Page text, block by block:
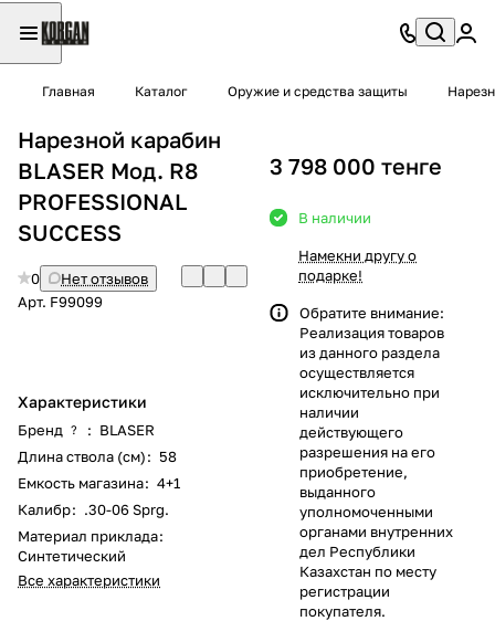
Главная Каталог Оружие и средства защиты
Нарезной карабин
BLASER Мод. R8
PROFESSIONAL
SUCCESS
0
Нет отзывов
Арт. F99099
Характеристики
Бренд ? : BLASER
Длина ствола (см): 58
Емкость магазина: 4+1
Калибр: .30-06 Sprg.
Материал приклада:
Синтетический
Все характеристики
3 798 000 тенге
В наличии
Намекни другу о
подарке!
Обратите внимание:
Реализация товаров
из данного раздела
осуществляется
исключительно при
наличии
действующего
разрешения на его
приобретение,
выданного
уполномоченными
органами внутренних
дел Республики
Казахстан по месту
регистрации
покупателя.